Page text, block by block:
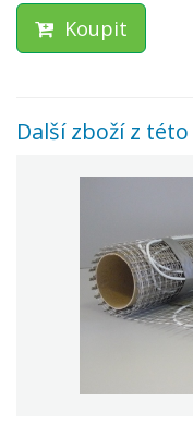
Koupit
Další zboží z